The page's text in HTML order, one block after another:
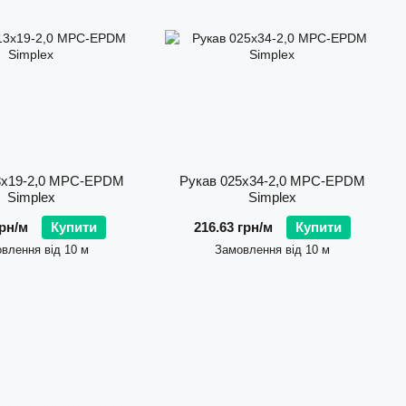
і ультрафіолетом.
2,0 MPC-EPDM
Simplex
м
Купити
від 10 м
Рукав 025х34-2,0 MPC-EPDM
Simplex
216.63 грн/м
Купити
Замовлення від 10 м